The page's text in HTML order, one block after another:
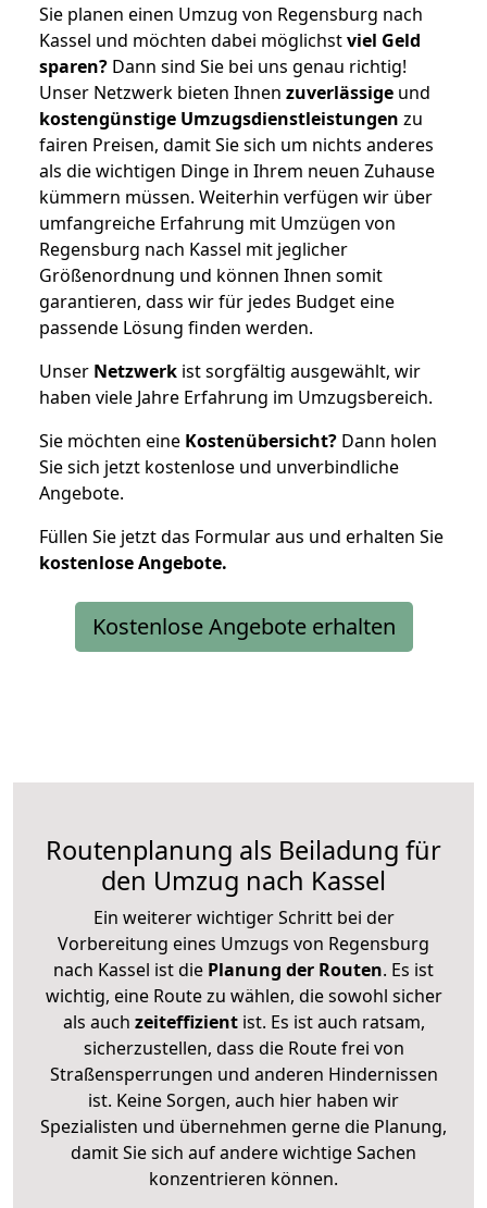
Sie planen einen Umzug von Regensburg nach
Kassel und möchten dabei möglichstviel Geld
sparen? Dann sind Sie bei uns genau richtig!
Unser Netzwerk bieten Ihnen zuverlässige und
kostengünstige Umzugsdienstleistungen zu
fairen Preisen, damit Sie sich um nichts anderes
als die wichtigen Dinge in Ihrem neuen Zuhause
kümmern müssen. Weiterhin verfügen wir über
umfangreiche Erfahrung mit Umzügen von
Regensburg nach Kassel mit jeglicher
Größenordnung und können Ihnen somit
garantieren, dass wir für jedes Budget eine
passende Lösung finden werden.
Unser Netzwerk ist sorgfältig ausgewählt, wir
haben viele Jahre Erfahrung im Umzugsbereich.
Sie möchten eine Kostenübersicht? Dann holen
Sie sich jetzt kostenlose und unverbindliche
Angebote.
Füllen Sie jetzt das Formular aus und erhalten Sie
kostenloseAngebote.
Kostenlose Angebote erhalten
Routenplanung als Beiladung für
den Umzug nach Kassel
Ein weiterer wichtiger Schritt bei der
Vorbereitung eines Umzugs von Regensburg
nach Kassel ist die Planung der Routen. Es ist
wichtig, eine Route zu wählen, die sowohl sicher
als auch zeiteffizientist. Es ist auch ratsam,
sicherzustellen, dass die Route frei von
Straßensperrungen und anderen Hindernissen
ist. Keine Sorgen, auch hier haben wir
Spezialisten und übernehmen gerne die Planung,
damit Sie sich auf andere wichtige Sachen
konzentrieren können.